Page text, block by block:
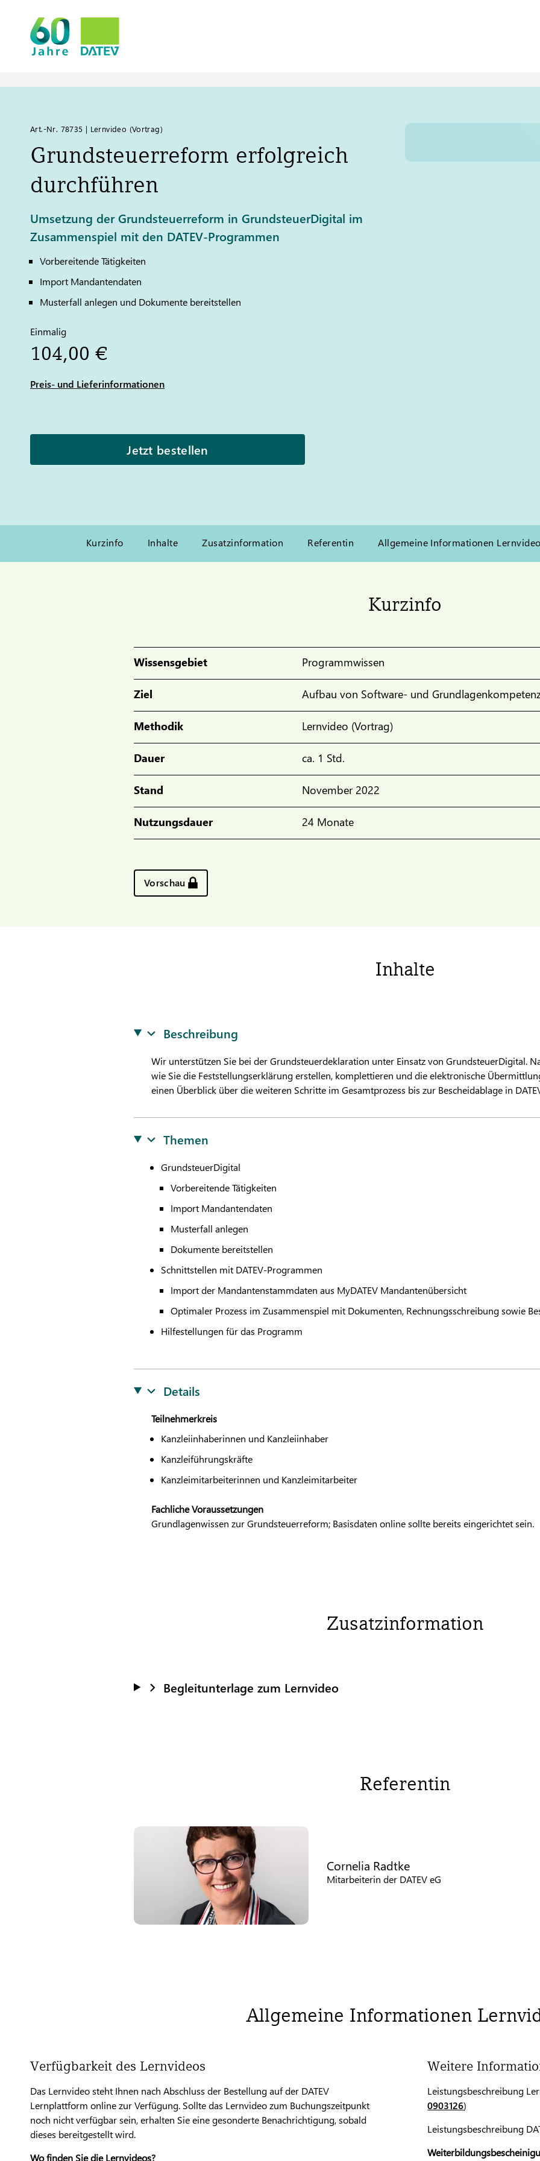
Art.-Nr. 78735 | Lernvideo (Vortrag)
Grundsteuerreform erfolgreich
durchführen
Umsetzung der Grundsteuerreform in GrundsteuerDigital im
Zusammenspiel mit den DATEV-Programmen
Vorbereitende Tätigkeiten
Import Mandantendaten
Musterfall anlegen und Dokumente bereitstellen
Einmalig
104,00 €
Preis- und Lieferinformationen
Jetzt bestellen
Kurzinfo Inhalte Zusatzinformation Referentin Allgemeine Informationen Lernvideo
Kurzinfo
Wissensgebiet Programmwissen
Ziel Aufbau von Software- und
Methodik Lernvideo (Vortrag)
Dauer ca. 1 Std.
Stand November 2022
Nutzungsdauer 24 Monate
Vorschau
Inhalte
Beschreibung
Wir unterstützen Sie bei der Grundsteuerdeklaration unter Einsatz von GrundsteuerDigital.
wie Sie die Feststellungserklärung erstellen, komplettieren und die elektronische
einen Überblick über die weiteren Schritte im Gesamtprozess bis zur Bescheidablage in
Themen
GrundsteuerDigital
Vorbereitende Tätigkeiten
Import Mandantendaten
Musterfall anlegen
Dokumente bereitstellen
Schnittstellen mit DATEV-Programmen
Import der Mandantenstammdaten aus MyDATEVMandantenübersicht
Optimaler Prozess im Zusammenspiel mit Dokumenten, Rechnungsschreibung sowie
Hilfestellungen für das Programm
Details
Teilnehmerkreis
Kanzleiinhaberinnen und Kanzleiinhaber
Kanzleiführungskräfte
Kanzleimitarbeiterinnen und Kanzleimitarbeiter
Fachliche Voraussetzungen
Grundlagenwissen zur Grundsteuerreform; Basisdaten online sollte bereits eingerichtet sein.
Zusatzinformation
Begleitunterlage zum Lernvideo
Referentin
Cornelia Radtke
Mitarbeiterin der DATEV eG
Allgemeine Informationen
Verfügbarkeit des Lernvideos
Das Lernvideo steht Ihnen nach Abschluss der Bestellung auf der DATEV
Lernplattform online zur Verfügung. Sollte das Lernvideo zum Buchungszeitpunkt
noch nicht verfügbar sein, erhalten Sie eine gesonderte Benachrichtigung, sobald
dieses bereitgestellt wird.
Wo finden Sie die Lernvideos?
Weitere
Leistungsbeschreibung
0903126)
Leistungsbeschreibung